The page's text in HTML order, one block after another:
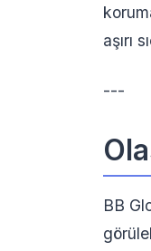
aşırı
---
BB